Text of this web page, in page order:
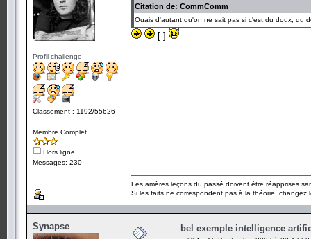
Profil challenge
Classement : 1192/55626
Membre Complet
Hors ligne
Messages: 230
Citation de: CommComm
Ouais d'autant qu'on ne sait pas si c'est du doux, du
[ ]
Les amères leçons du passé doivent être réapprises
Si les faits ne correspondent pas à la théorie, changez
Synapse bel exemple intelligence